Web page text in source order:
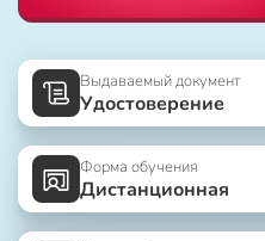
Выдаваемый документ
Удостоверение
Форма обучения
Дистанционная